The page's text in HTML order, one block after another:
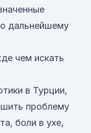
дальнейшему
чем искать
в Турции,
проблему
боли в ухе,